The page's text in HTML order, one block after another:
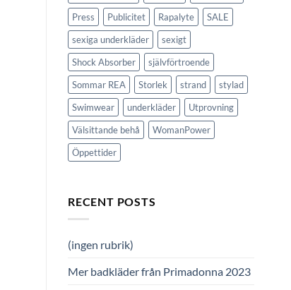
Press
Publicitet Rapalyte
SALE
sexiga underkläder
sexigt
Shock Absorber
självförtroende
Sommar REA
Storlek strand
stylad
Swimwear
underkläder
Utprovning
Välsittande behå
WomanPower
Öppettider
RECENT POSTS
(ingen rubrik)
Mer badkläder från Primadonna 2023